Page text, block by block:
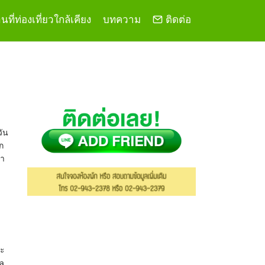
ที่ท่องเที่ยวใกล้เคียง บทความ ติดต่อ
น